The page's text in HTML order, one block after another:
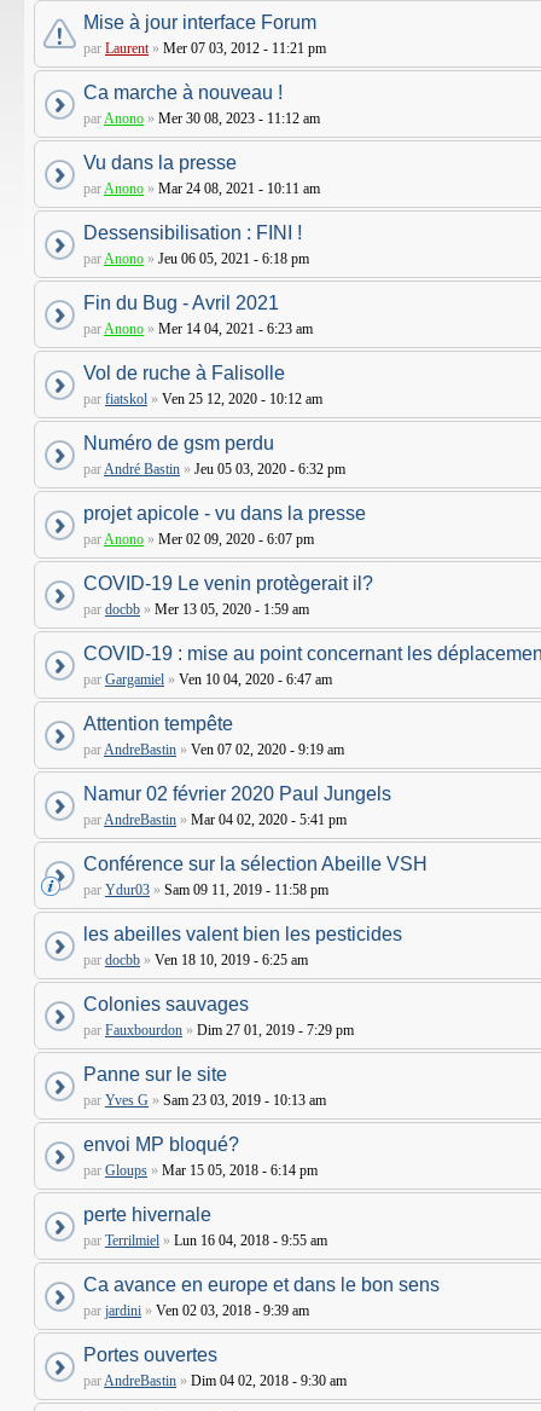
Mise à jour interface Forum
par Laurent » Mer 07 03, 2012 - 11:21 pm
Ca marche à nouveau !
parAnono » Mer 30 08, 2023 - 11:12 am
Vu dans la presse
parAnono » Mar 24 08, 2021 - 10:11 am
Dessensibilisation : FINI !
parAnono » Jeu 06 05, 2021 - 6:18 pm
Fin du Bug - Avril 2021
parAnono » Mer 14 04, 2021 - 6:23 am
Vol de ruche à Falisolle
par fiatskol » Ven 25 12, 2020 - 10:12 am
Numéro de gsm perdu
parAndré Bastin » Jeu 05 03, 2020 - 6:32 pm
projet apicole - vu dans la presse
parAnono » Mer 02 09, 2020 - 6:07 pm
COVID-19 Le venin protègerait il?
par docbb » Mer 13 05, 2020 - 1:59 am
COVID-19 : mise au point concernant les
par Gargamiel » Ven 10 04, 2020 - 6:47 am
Attention tempête
parAndreBastin » Ven 07 02, 2020 - 9:19 am
Namur 02 février 2020 Paul Jungels
parAndreBastin » Mar 04 02, 2020 - 5:41 pm
Conférence sur la sélection Abeille VSH
par Ydur03 » Sam 09 11, 2019 - 11:58 pm
les abeilles valent bien les pesticides
par docbb » Ven 18 10, 2019 - 6:25 am
Colonies sauvages
par Fauxbourdon » Dim 27 01, 2019 - 7:29 pm
Panne sur le site
par Yves G » Sam 23 03, 2019 - 10:13 am
envoi MP bloqué?
par Gloups » Mar 15 05, 2018 - 6:14 pm
perte hivernale
par Terrilmiel » Lun 16 04, 2018 - 9:55 am
Ca avance en europe et dans le bon sens
par jardini » Ven 02 03, 2018 - 9:39 am
Portes ouvertes
parAndreBastin » Dim 04 02, 2018 - 9:30 am